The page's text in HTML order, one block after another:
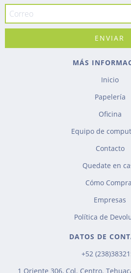
MÁS
Inicio
Papelería
Oficina
Equipo de
Contacto
Quedate en
Cómo
Empresas
Política de
DATOS DE
+52
1 Oriente 306, Col. Centro.